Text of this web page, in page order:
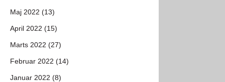
Maj 2022 (13)
April 2022 (15)
Marts 2022 (27)
Februar 2022 (14)
Januar 2022 (8)